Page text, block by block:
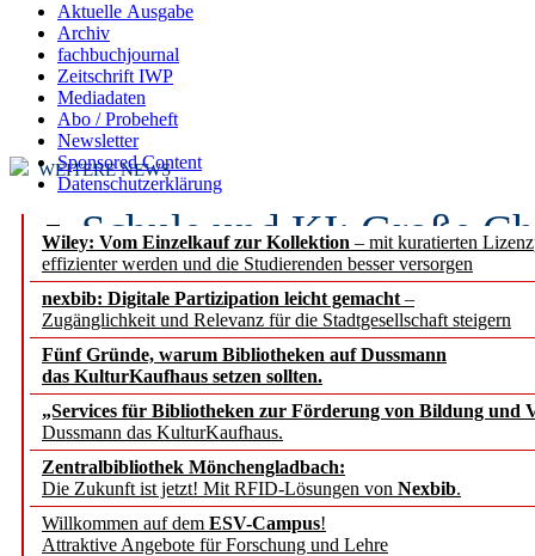
Aktuelle Ausgabe
Archiv
fachbuchjournal
Zeitschrift IWP
Mediadaten
Abo / Probeheft
Newsletter
Sponsored Content
Datenschutzerklärung
Wiley: Vom Einzelkauf zur Kollektion – mit kuratierten
effizienter werden und die Studierenden besser versorgen
nexbib: Digitale Partizipation leicht gemacht –
Zugänglichkeit und Relevanz für die Stadtgesellschaft steigern
Fünf Gründe, warum Bibliotheken auf Dussmann
das KulturKaufhaus setzen sollten.
„Services für Bibliotheken zur Förderung von Bildung und
Dussmann das KulturKaufhaus.
Zentralbibliothek Mönchengladbach:
Die Zukunft ist jetzt! Mit RFID-Lösungen von Nexbib.
Willkommen auf dem ESV-Campus!
Attraktive Angebote für Forschung und Lehre
WEITERE NEWS
Schule und KI: Große
Voraussetzungen
Erfolgreiches erstes
Segment Research –
angepasst